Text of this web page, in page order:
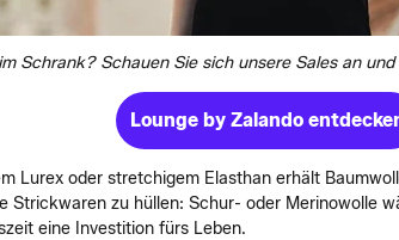
Schrank? Schauen Sie sich unsere Sales an
Lounge by Zalando
Lurex oder stretchigem Elasthan erhält
Strickwaren zu hüllen: Schur- oder Merinowolle
eine Investition fürs Leben.